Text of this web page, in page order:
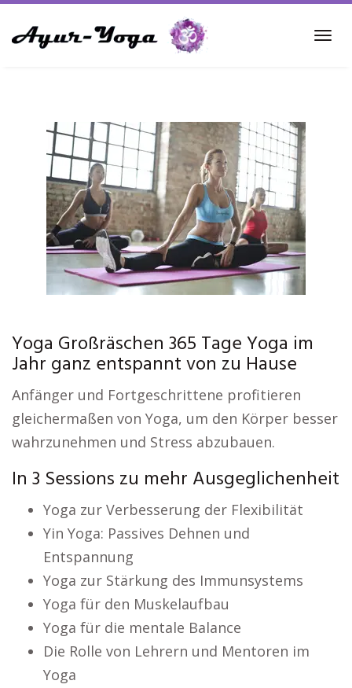
to
Yoga Großräschen 365 Tage Yoga im
Jahr ganz entspannt von zu Hause
Anfänger und Fortgeschrittene profitieren
gleichermaßen von Yoga, um den Körper besser
wahrzunehmen und Stress abzubauen.
In 3 Sessions zu mehr Ausgeglichenheit
Yoga zur Verbesserung der Flexibilität
Yin Yoga: Passives Dehnen und
Entspannung
Yoga zur Stärkung des Immunsystems
Yoga für den Muskelaufbau
Yoga für die mentale Balance
Die Rolle von Lehrern und Mentoren im
Yoga